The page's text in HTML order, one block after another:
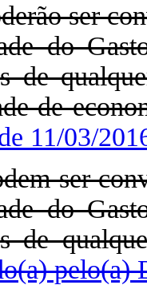
ser
do
de
de
11/03/
ser
do
de
pelo(a)